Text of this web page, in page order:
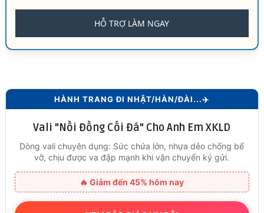
HỖ TRỢ LÀM NGAY
HÀNH TRANG ĐI NHẬT/HÀN/ĐÀI...✈️
Vali "Nồi Đồng Cối Đá" Cho Anh Em XKLD
Dòng vali chuyên dụng: Sức chứa lớn, nhựa dẻo chống bể
vỡ, chịu được va đập mạnh khi vận chuyển ký gửi.
🔥 Giảm đến 45% hôm nay